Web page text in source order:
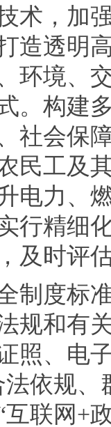
术，加
造透明
环境、
。构建
社会保
民工及
电力、
行精细
及时评
度标准
规和有
照、电
依规
联网+